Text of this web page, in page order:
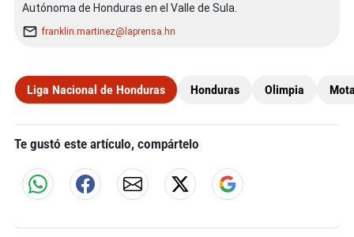
Autónoma de Honduras en el Valle de Sula.
franklin.martinez@laprensa.hn
Liga Nacional de Honduras Honduras Olimpia
Te gustó este artículo, compártelo